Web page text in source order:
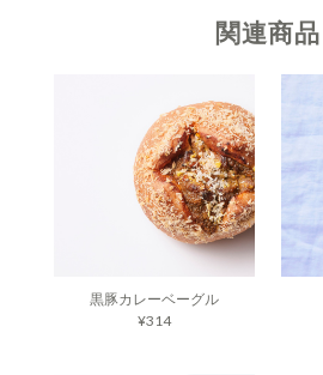
関連商品
黒豚カレーベーグル
¥314